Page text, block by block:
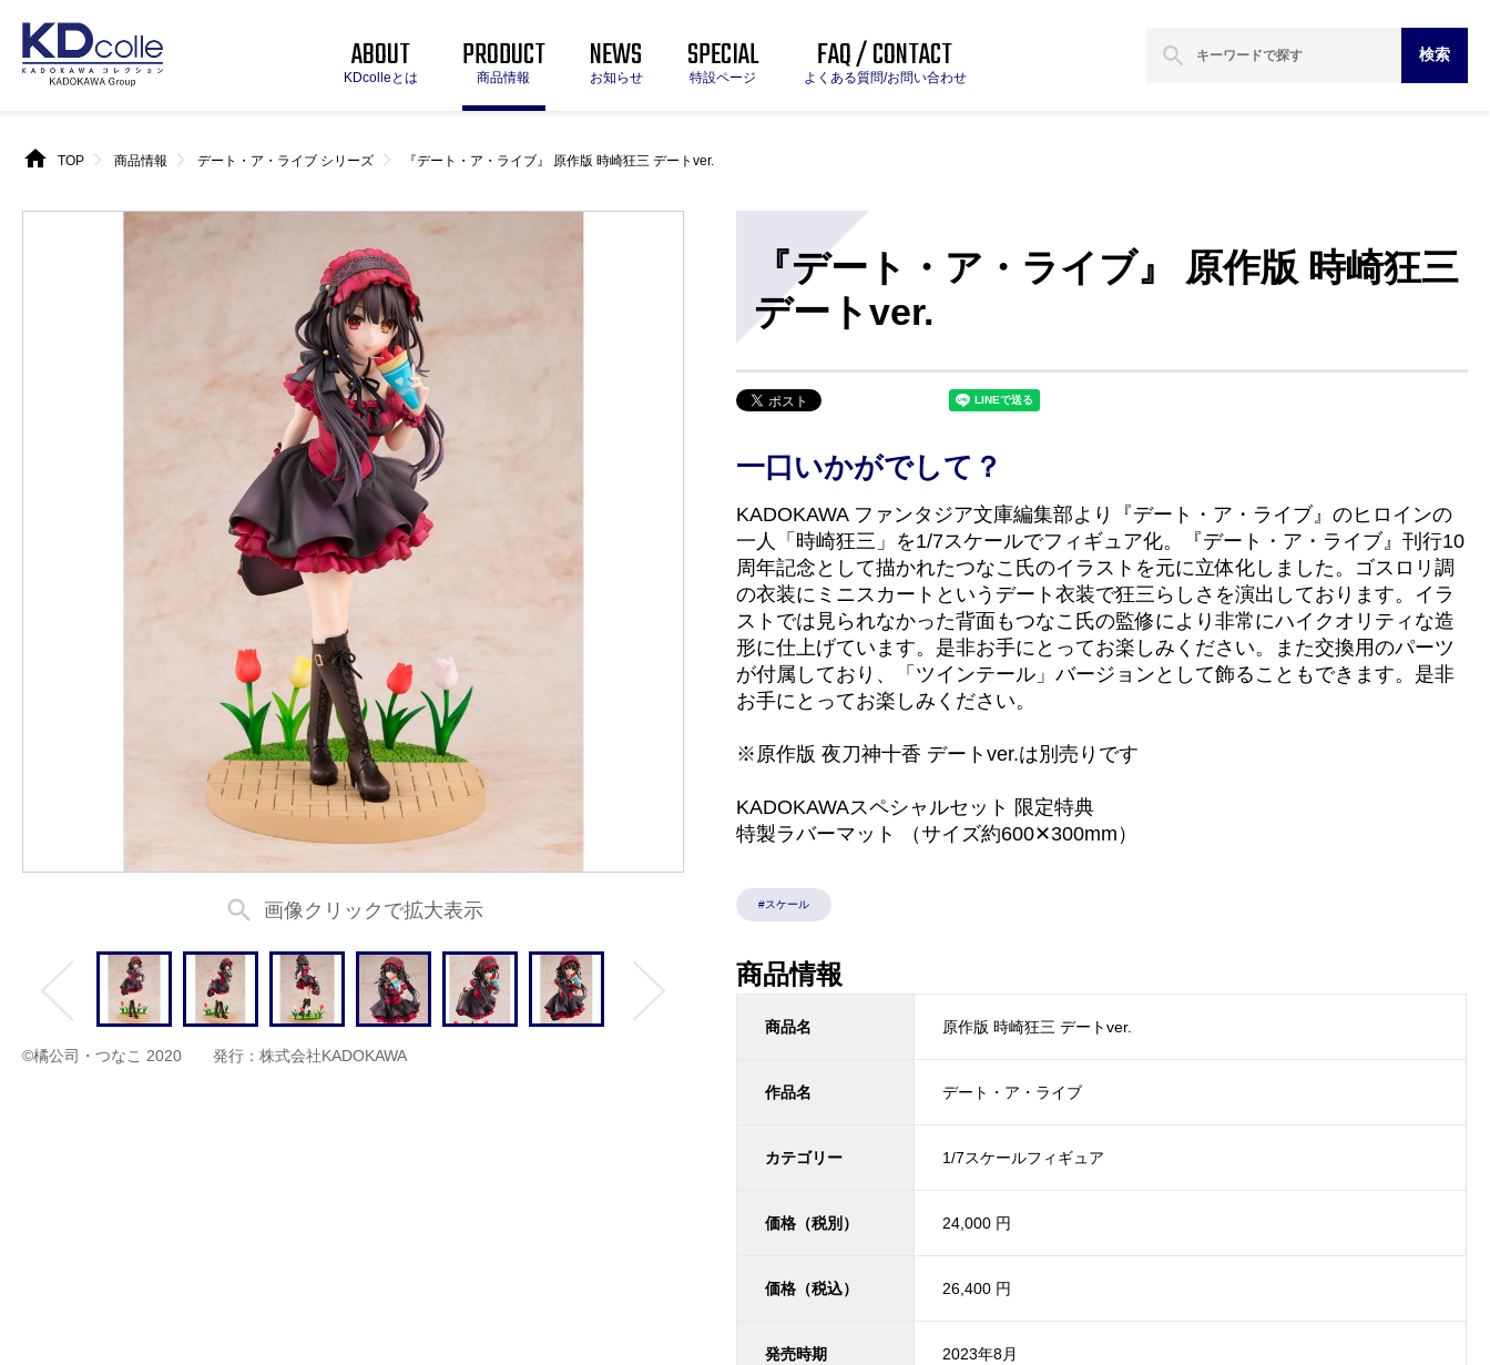
ABOUT
KDcolleとは PRODUCT
商品情報 NEWS
お知らせ SPECIAL
特設ページ FAQ / CONTACT
よくある質問/お問い合わせ
search 検索
home TOP chevron_right 商品情報 chevron_right デート・ア・ライブ シリーズ chevron_right 『デート・ア・ライブ』 原作版 時崎狂三 デートver.
search 画像クリックで拡大表示
©橘公司・つなこ 2020 発行：株式会社KADOKAWA
『デート・ア・ライブ』 原作版 時崎狂三
デートver.
一口いかがでして？
KADOKAWA ファンタジア文庫編集部より『デート・ア・ライブ』のヒロインの
一人「時崎狂三」を1/7スケールでフィギュア化。『デート・ア・ライブ』刊行10
周年記念として描かれたつなこ氏のイラストを元に立体化しました。ゴスロリ調
の衣装にミニスカートというデート衣装で狂三らしさを演出しております。イラ
ストでは見られなかった背面もつなこ氏の監修により非常にハイクオリティな造
形に仕上げています。是非お手にとってお楽しみください。また交換用のパーツ
が付属しており、「ツインテール」バージョンとして飾ることもできます。是非
お手にとってお楽しみください。
※原作版 夜刀神十香 デートver.は別売りです
KADOKAWAスペシャルセット 限定特典
特製ラバーマット （サイズ約600✕300mm）
#スケール
商品情報
商品名 原作版 時崎狂三 デートver.
作品名 デート・ア・ライブ
カテゴリー 1/7スケールフィギュア
価格（税別） 24,000 円
価格（税込） 26,400 円
発売時期 2023年8月